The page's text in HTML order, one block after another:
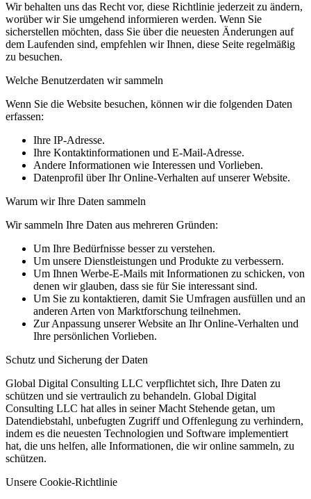
Wir behalten uns das Recht vor, diese Richtlinie jederzeit zu ändern,
worüber wir Sie umgehend informieren werden. Wenn Sie
sicherstellen möchten, dass Sie über die neuesten Änderungen auf
dem Laufenden sind, empfehlen wir Ihnen, diese Seite regelmäßig
zu besuchen.
Welche Benutzerdaten wir sammeln
Wenn Sie die Website besuchen, können wir die folgenden Daten
erfassen:
Ihre IP-Adresse.
Ihre Kontaktinformationen und E-Mail-Adresse.
Andere Informationen wie Interessen und Vorlieben.
Datenprofil über Ihr Online-Verhalten auf unserer Website.
Warum wir Ihre Daten sammeln
Wir sammeln Ihre Daten aus mehreren Gründen:
Um Ihre Bedürfnisse besser zu verstehen.
Um unsere Dienstleistungen und Produkte zu verbessern.
Um Ihnen Werbe-E-Mails mit Informationen zu schicken, von
denen wir glauben, dass sie für Sie interessant sind.
Um Sie zu kontaktieren, damit Sie Umfragen ausfüllen und an
anderen Arten von Marktforschung teilnehmen.
Zur Anpassung unserer Website an Ihr Online-Verhalten und
Ihre persönlichen Vorlieben.
Schutz und Sicherung der Daten
Global Digital Consulting LLC verpflichtet sich, Ihre Daten zu
schützen und sie vertraulich zu behandeln. Global Digital
Consulting LLC hat alles in seiner Macht Stehende getan, um
Datendiebstahl, unbefugten Zugriff und Offenlegung zu verhindern,
indem es die neuesten Technologien und Software implementiert
hat, die uns helfen, alle Informationen, die wir online sammeln, zu
schützen.
Unsere Cookie-Richtlinie